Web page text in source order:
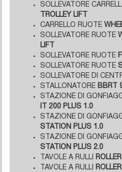
SOLLEVATORE
TROLLEY LIFT
CARRELLO RUOTE
SOLLEVATORE RUOTE
LIFT
SOLLEVATORE RUOTE
SOLLEVATORE RUOTE
SOLLEVATORE DI
STALLONATORE BBRT
STAZIONE DI
IT 200 PLUS 1.0
STAZIONE DI
STATION PLUS 1.0
STAZIONE DI
STATION PLUS 2.0
TAVOLE A RULLI
TAVOLE A RULLI